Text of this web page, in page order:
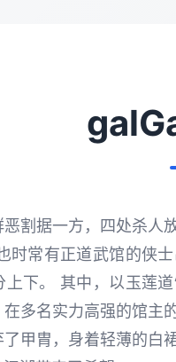
割据一方，四处杀人
时常有正道武馆的侠
下。 其中，以玉莲
多名实力高强的馆主
甲胄，身着轻薄的白